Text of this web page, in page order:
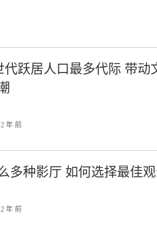
代跃居人口最多代际 带动
2 年 前
多种影厅 如何选择最佳观
2 年 前